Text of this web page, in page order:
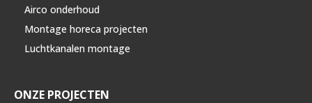
Airco onderhoud
Montage horeca projecten
Luchtkanalen montage
ONZE PROJECTEN